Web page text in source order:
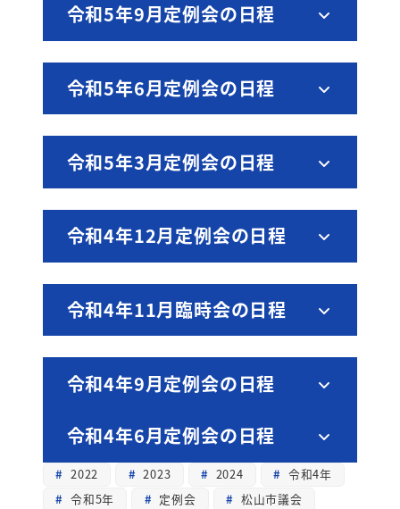
令和5年9月定例会の日程
令和5年6月定例会の日程
令和5年3月定例会の日程
令和4年12月定例会の日程
令和4年11月臨時会の日程
令和4年9月定例会の日程
令和4年6月定例会の日程
2022 2023 2024
令和4年
令和5年
定例会
松山市議会